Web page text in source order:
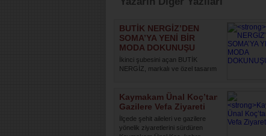
BUTİK NERGİZ’DEN
SOMA’YA YENİ BİR
MODA DOKUNUŞU
İkinci şubesini açan BUTİK
NERGİZ, markalı ve özel tasarım
Kaymakam Ünal Koç’tan
Gazilere Vefa Ziyareti
İlçede şehit aileleri ve gazilere
yönelik ziyaretlerini sürdüren